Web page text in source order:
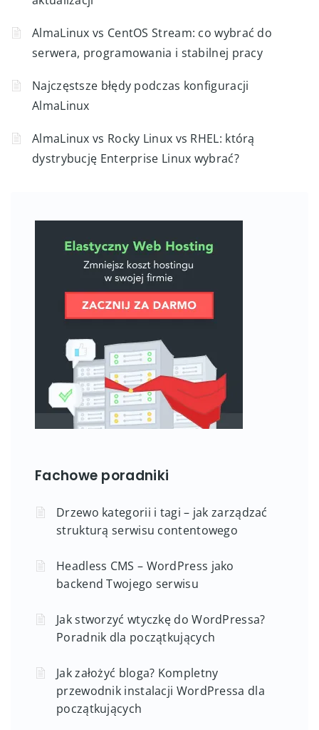
AlmaLinux vs CentOS Stream: co wybrać do
serwera, programowania i stabilnej pracy
Najczęstsze błędy podczas konfiguracji
AlmaLinux
AlmaLinux vs Rocky Linux vs RHEL: którą
dystrybucję Enterprise Linux wybrać?
Fachowe poradniki
Drzewo kategorii i tagi – jak zarządzać
strukturą serwisu contentowego
Headless CMS – WordPress jako
backend Twojego serwisu
Jak stworzyć wtyczkę do WordPressa?
Poradnik dla początkujących
Jak założyć bloga? Kompletny
przewodnik instalacji WordPressa dla
początkujących